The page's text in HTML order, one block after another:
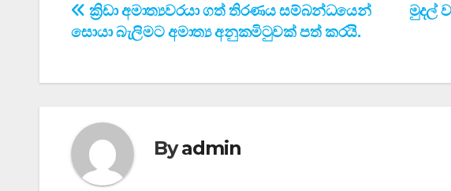
Post
navigation
මුදල්
ක්‍රිඩා අමාත්‍යවරයා ගත් තිරණය සම්බන්ධයෙන්
සොයා බැලිමට අමාත්‍ය අනුකමිටුවක් පත් කරයි.
Byadmin